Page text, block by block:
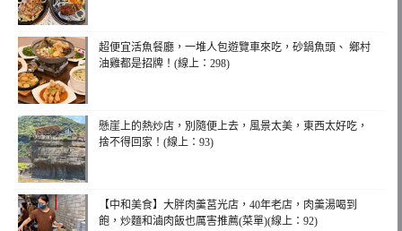
超便宜活魚餐廳，一堆人包遊覽車來吃，砂鍋魚頭、 鄉村
油雞都是招牌！(線上：298)
懸崖上的熱炒店，別隨便上去，風景太美，東西太好吃，
捨不得回家！(線上：93)
【中和美食】大胖肉羹莒光店，40年老店，肉羹湯喝到
飽，炒麵和滷肉飯也厲害推薦(菜單)(線上：92)